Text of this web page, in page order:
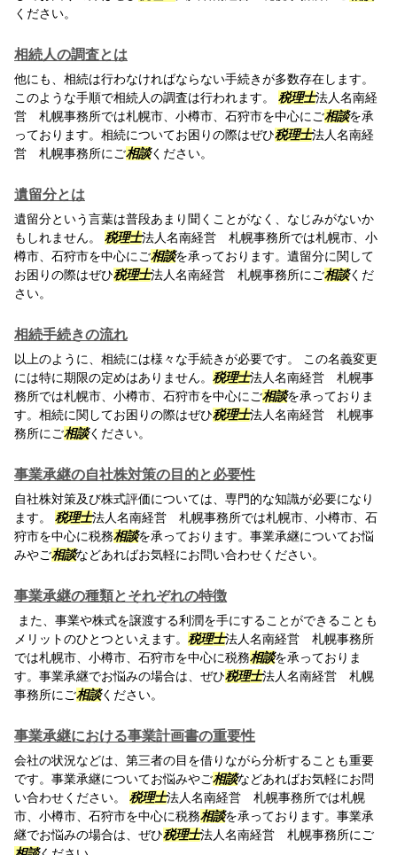
ください。
相続人の調査とは
他にも、相続は行わなければならない手続きが多数存在します。
このような手順で相続人の調査は行われます。 税理士法人名南経
営 札幌事務所では札幌市、小樽市、石狩市を中心にご相談を承
っております。相続についてお困りの際はぜひ税理士法人名南経
営 札幌事務所にご相談ください。
遺留分とは
遺留分という言葉は普段あまり聞くことがなく、なじみがないか
もしれません。 税理士法人名南経営 札幌事務所では札幌市、小
樽市、石狩市を中心にご相談を承っております。遺留分に関して
お困りの際はぜひ税理士法人名南経営 札幌事務所にご相談くだ
さい。
相続手続きの流れ
以上のように、相続には様々な手続きが必要です。 この名義変更
には特に期限の定めはありません。 税理士法人名南経営 札幌事
務所では札幌市、小樽市、石狩市を中心にご相談を承っておりま
す。相続に関してお困りの際はぜひ税理士法人名南経営 札幌事
務所にご相談ください。
事業承継の自社株対策の目的と必要性
自社株対策及び株式評価については、専門的な知識が必要になり
ます。 税理士法人名南経営 札幌事務所では札幌市、小樽市、石
狩市を中心に税務相談を承っております。事業承継についてお悩
みやご相談などあればお気軽にお問い合わせください。
事業承継の種類とそれぞれの特徴
また、事業や株式を譲渡する利潤を手にすることができることも
メリットのひとつといえます。 税理士法人名南経営 札幌事務所
では札幌市、小樽市、石狩市を中心に税務相談を承っておりま
す。事業承継でお悩みの場合は、ぜひ税理士法人名南経営 札幌
事務所にご相談ください。
事業承継における事業計画書の重要性
会社の状況などは、第三者の目を借りながら分析することも重要
です。事業承継についてお悩みやご相談などあればお気軽にお問
い合わせください。 税理士法人名南経営 札幌事務所では札幌
市、小樽市、石狩市を中心に税務相談を承っております。事業承
継でお悩みの場合は、ぜひ税理士法人名南経営 札幌事務所にご